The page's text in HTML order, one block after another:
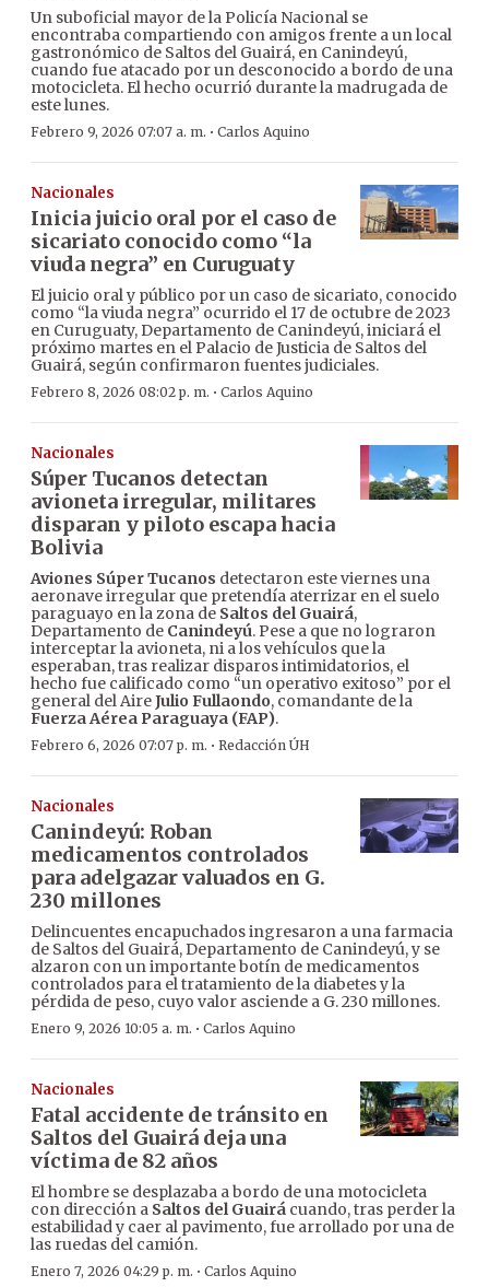
Un suboficial mayor de la Policía Nacional se
encontraba compartiendo con amigos frente a un local
gastronómico de Saltos del Guairá, en Canindeyú,
cuando fue atacado por un desconocido a bordo de una
motocicleta. El hecho ocurrió durante la madrugada de
este lunes.
Febrero 9, 2026 07:07 a. m. · Carlos Aquino
Nacionales
Inicia juicio oral por el caso de
sicariato conocido como “la
viuda negra” en Curuguaty
El juicio oral y público por un caso de sicariato, conocido
como “la viuda negra” ocurrido el 17 de octubre de 2023
en Curuguaty, Departamento de Canindeyú, iniciará el
próximo martes en el Palacio de Justicia de Saltos del
Guairá, según confirmaron fuentes judiciales.
Febrero 8, 2026 08:02 p. m. · Carlos Aquino
Nacionales
Súper Tucanos detectan
avioneta irregular, militares
disparan y piloto escapa hacia
Bolivia
Aviones Súper Tucanos detectaron este viernes una
aeronave irregular que pretendía aterrizar en el suelo
paraguayo en la zona de Saltos del Guairá,
Departamento de Canindeyú. Pese a que no lograron
interceptar la avioneta, ni a los vehículos que la
esperaban, tras realizar disparos intimidatorios, el
hecho fue calificado como “un operativo exitoso” por el
general del AireJulio Fullaondo, comandante de la
Fuerza Aérea Paraguaya (FAP).
Febrero 6, 2026 07:07 p. m. · Redacción ÚH
Nacionales
Canindeyú: Roban
medicamentos controlados
para adelgazar valuados en G.
230 millones
Delincuentes encapuchados ingresaron a una farmacia
de Saltos del Guairá, Departamento de Canindeyú, y se
alzaron con un importante botín de medicamentos
controlados para el tratamiento de la diabetes y la
pérdida de peso, cuyo valor asciende a G. 230 millones.
Enero 9, 2026 10:05 a. m. · Carlos Aquino
Nacionales
Fatal accidente de tránsito en
Saltos del Guairá deja una
víctima de 82 años
El hombre se desplazaba a bordo de una motocicleta
con dirección a Saltos del Guairá cuando, tras perder la
estabilidad y caer al pavimento, fue arrollado por una de
las ruedas del camión.
Enero 7, 2026 04:29 p. m. · Carlos Aquino